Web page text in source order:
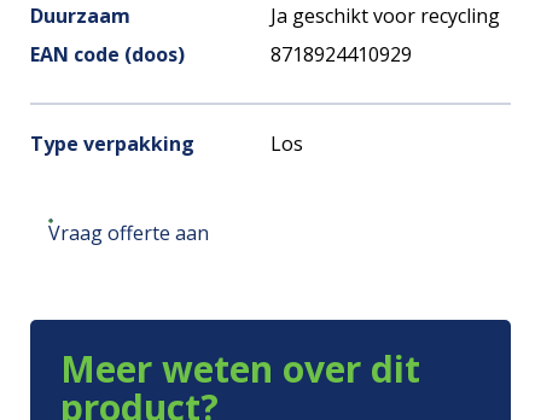
Duurzaam
Ja geschikt voor recycling
EAN code (doos)
8718924410929
Type verpakking Los
Vraag offerte aan
Meer weten over dit
product?